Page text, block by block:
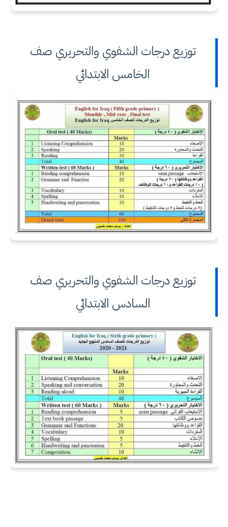
توزيع درجات الشفوي والتحريري صف
الخامس الابتدائي
توزيع درجات الشفوي والتحريري صف
السادس الابتدائي